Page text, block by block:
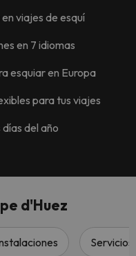
viajes de esquí
en 7 idiomas
esquiar en Europa
para tus viajes
del año
d'Huez
Servicios